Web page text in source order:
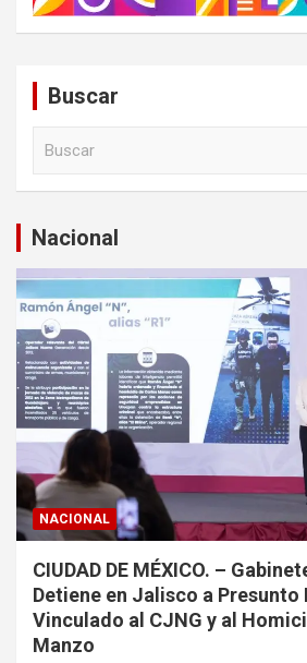
Buscar
a
r
Nacional
NACIONAL
CIUDAD DE MÉXICO. –
Detiene en Jalisco a Presunto
Vinculado al CJNG y al
Manzo